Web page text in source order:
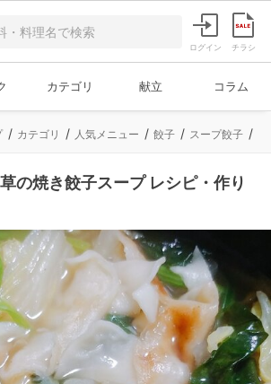
ログイン チラシ
カテゴリ 献立 コラム
カテゴリ 人気メニュー 餃子 スープ餃子
の焼き餃子スープ レシピ・作り